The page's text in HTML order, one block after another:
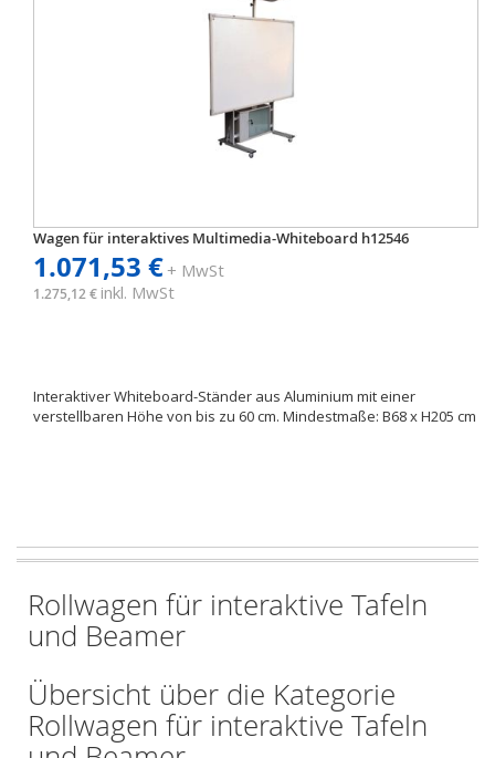
Wagen für interaktives Multimedia-Whiteboard h12546
1.071,53 €+ MwSt
1.275,12 € inkl. MwSt
Interaktiver Whiteboard-Ständer aus Aluminium mit einer
verstellbaren Höhe von bis zu 60 cm. Mindestmaße: B68 x H205 cm
Rollwagen für interaktive Tafeln
und Beamer
Übersicht über die Kategorie
Rollwagen für interaktive Tafeln